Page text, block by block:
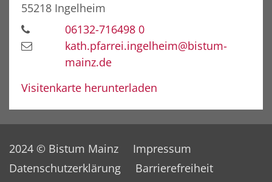
55218 Ingelheim
06132-716498 0
kath.pfarrei.ingelheim@bistum-
mainz.de
Visitenkarte herunterladen
2024 © Bistum Mainz
Impressum
Datenschutzerklärung
Barrierefreiheit